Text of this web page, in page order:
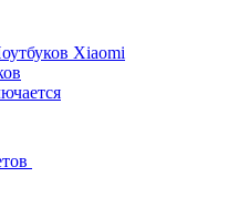
Xiaomi